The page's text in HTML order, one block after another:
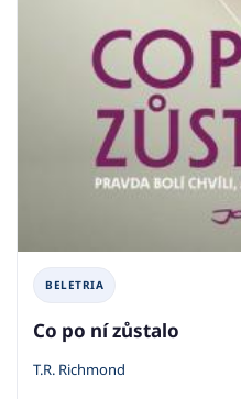
BELETRIA
Co po ní zůstalo
T.R. Richmond